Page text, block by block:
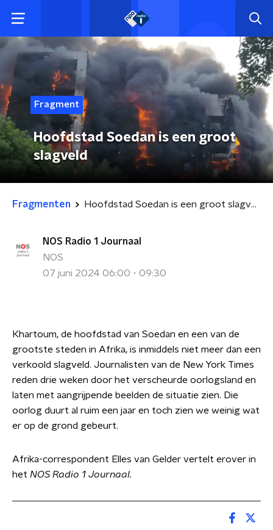
Fragment
Hoofdstad Soedan is een groot
slagveld
Fragmenten Hoofdstad Soedan is een groot slagveld
NOS Radio 1 Journaal
NOS
07 juni 2024 06:00 - 09:30
Khartoum, de hoofdstad van Soedan en een van de
grootste steden in Afrika, is inmiddels niet meer dan een
verkoold slagveld. Journalisten van de New York Times
reden drie weken door het verscheurde oorlogsland en
laten met aangrijpende beelden de situatie zien. Die
oorlog duurt al ruim een jaar en toch zien we weinig wat
er op de grond gebeurt.
Afrika-correspondent Elles van Gelder vertelt erover in
het NOS Radio 1 Journaal.